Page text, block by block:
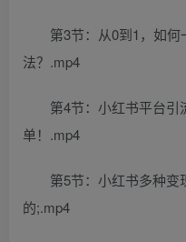
第3节：从0到1，如
法？.mp4
第4节：小红书平台
单！.mp4
第5节：小红书多种
的;.mp4